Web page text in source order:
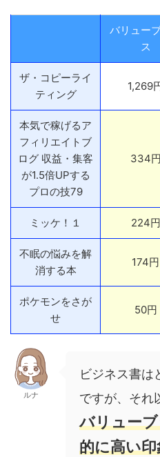
バリュー
ス
ザ・コピーライ
ティング
1,269
本気で稼げるア
フィリエイトブ
ログ 収益・集客
が1.5倍UPする
プロの技79
334円
ミッケ！１ 224円
不眠の悩みを解
消する本
174円
ポケモンをさが
せ
50円
ルナ
ビジネス書は
ですが、それ
バリュー
的に高い印